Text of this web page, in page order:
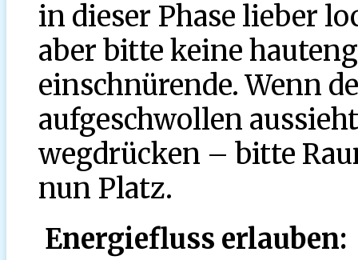
in dieser Phase lieber
aber bitte keine
einschnürende. Wenn
aufgeschwollen
wegdrücken – bitte
nun Platz.
Energiefluss erlauben: